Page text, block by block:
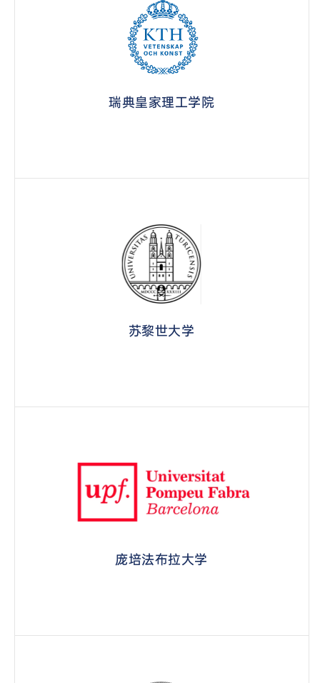
瑞典皇家理工学院
苏黎世大学
庞培法布拉大学